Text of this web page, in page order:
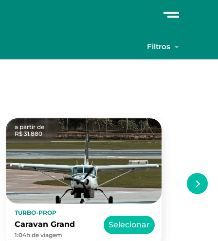
Filtros
a partir de
R$ 31.880
TURBO-PROP
Caravan Grand
1:04h de viagem
Selecionar